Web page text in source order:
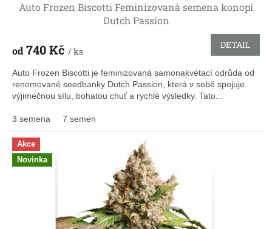
Auto Frozen Biscotti Feminizovaná semena konopí
Dutch Passion
od740 Kč / ks
DETAIL
Auto Frozen Biscotti je feminizovaná samonakvétací odrůda od
renomované seedbanky Dutch Passion, která v sobě spojuje
výjimečnou sílu, bohatou chuť a rychlé výsledky. Tato...
3 semena 7 semen
Akce
Novinka